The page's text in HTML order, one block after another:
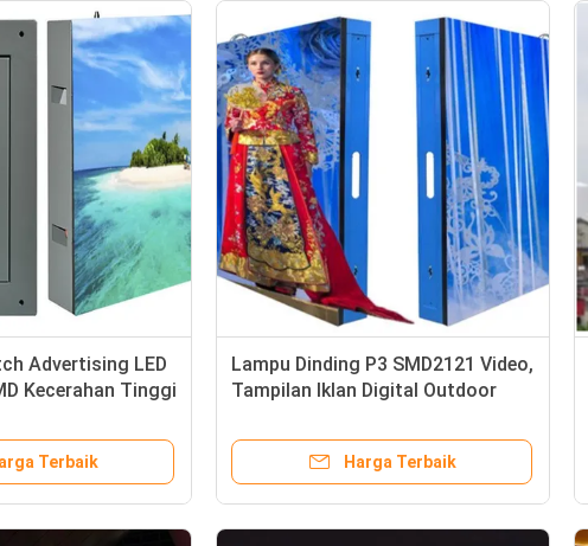
Advertising LED
Kecerahan Tinggi
Terbaik
Lampu Dinding P3 SMD2121 Video,
Tampilan Iklan Digital Outdoor
Harga Terbaik